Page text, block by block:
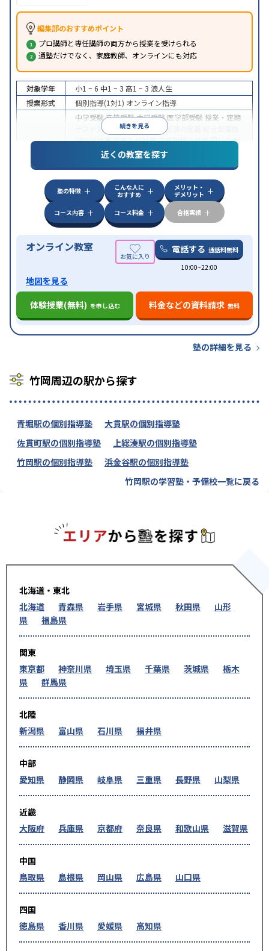
編集部のおすすめポイント
プロ講師と専任講師の両方から授業を受けられる
通塾だけでなく、家庭教師、オンラインにも対応
続きを見る
対象学年 小1 ~ 6 中1 ~ 3 高1 ~ 3 浪人生
授業形式
個別指導(1対1) オンライン指導
中学受験高校受験大学受験 医学部受験 授業・定期
テスト対策
内申点対策 学習習慣の定着
(旧AO)対策推薦入試対策学校別特化対策国公立大
私大対策共通テスト対策
英語・英会話特化
特徴
中高一貫校生に対応授業の振替可能 不登校生に対
オンライン対応 1科目から受講可能季節講習の
みの受講可
自習室あり
近くの教室を探す
塾の特徴
こんな人に
おすすめ
メリット・
デメリット
コース内容
コース料金 合格実績
オンライン教室 電話する 通話料無料
10:00~22:00
地図を見る
体験授業(無料) を申し込む 料金などの資料請求 無料
塾の詳細を見る
竹岡周辺の駅から探す
青堀駅の個別指導塾
大貫駅の個別指導塾
佐貫町駅の個別指導塾
上総湊駅の個別指導塾
竹岡駅の個別指導塾
浜金谷駅の個別指導塾
竹岡駅の学習塾・予備校一覧に戻る
北海道・東北
北海道
青森県 岩手県 宮城県 秋田県
山形
県
福島県
関東
東京都
神奈川県 埼玉県 千葉県 茨城県
栃木
県
群馬県
北陸
新潟県
富山県 石川県 福井県
中部
愛知県
静岡県 岐阜県 三重県 長野県 山梨県
近畿
大阪府
兵庫県 京都府 奈良県 和歌山県 滋賀県
中国
鳥取県
島根県 岡山県 広島県 山口県
四国
徳島県
香川県 愛媛県 高知県